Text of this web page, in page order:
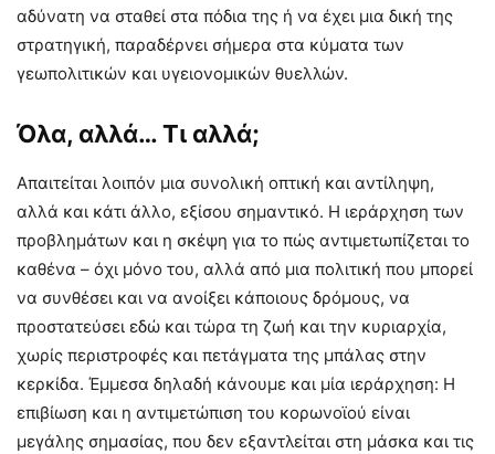
αδύνατη να σταθεί στα πόδια της ή να έχει μια δική της
στρατηγική, παραδέρνει σήμερα στα κύματα των
γεωπολιτικών και υγειονομικών θυελλών.
Όλα, αλλά… Τι αλλά;
Απαιτείται λοιπόν μια συνολική οπτική και αντίληψη,
αλλά και κάτι άλλο, εξίσου σημαντικό. Η ιεράρχηση των
προβλημάτων και η σκέψη για το πώς αντιμετωπίζεται το
καθένα – όχι μόνο του, αλλά από μια πολιτική που μπορεί
να συνθέσει και να ανοίξει κάποιους δρόμους, να
προστατεύσει εδώ και τώρα τη ζωή και την κυριαρχία,
χωρίς περιστροφές και πετάγματα της μπάλας στην
κερκίδα. Έμμεσα δηλαδή κάνουμε και μία ιεράρχηση: Η
επιβίωση και η αντιμετώπιση του κορωνοϊού είναι
μεγάλης σημασίας, που δεν εξαντλείται στη μάσκα και τις